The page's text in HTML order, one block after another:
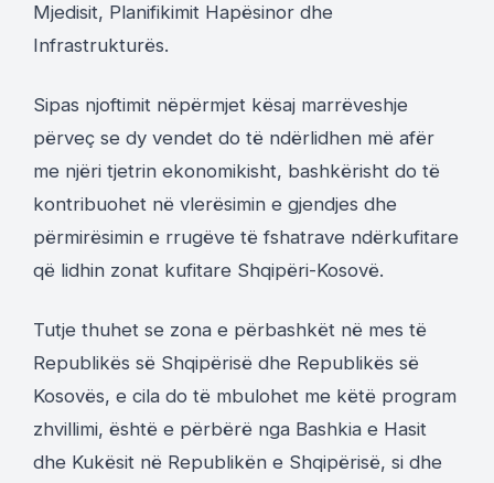
Mjedisit, Planifikimit Hapësinor dhe
Infrastrukturës.
Sipas njoftimit nëpërmjet kësaj marrëveshje
përveç se dy vendet do të ndërlidhen më afër
me njëri tjetrin ekonomikisht, bashkërisht do të
kontribuohet në vlerësimin e gjendjes dhe
përmirësimin e rrugëve të fshatrave ndërkufitare
që lidhin zonat kufitare Shqipëri-Kosovë.
Tutje thuhet se zona e përbashkët në mes të
Republikës së Shqipërisë dhe Republikës së
Kosovës, e cila do të mbulohet me këtë program
zhvillimi, është e përbërë nga Bashkia e Hasit
dhe Kukësit në Republikën e Shqipërisë, si dhe